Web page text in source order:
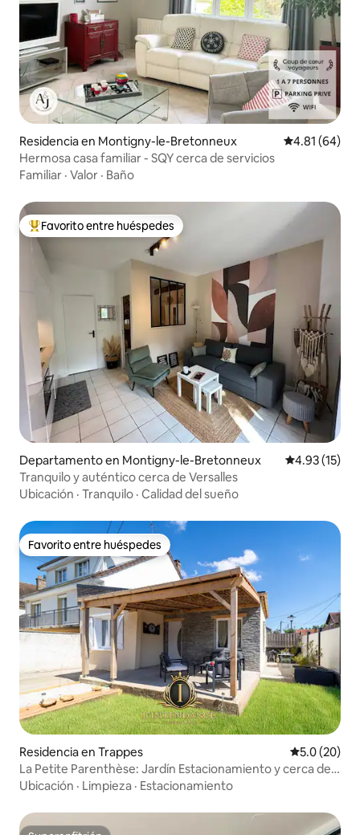
Residencia en Montigny-le-Bretonneux Calificación
4.81 (64)
Hermosa casa familiar - SQY cerca de servicios
Familiar · Valor · Baño
De los mejores en Favorito entre huéspedes
Favorito entre huéspedes
Departamento en Montigny-le-Bretonneux Calificación
4.93 (15)
Tranquilo y auténtico cerca de Versalles
Ubicación · Tranquilo · Calidad del sueño
Favorito entre huéspedes
Favorito entre huéspedes
Residencia en Trappes Calificación
5.0 (20)
La Petite Parenthèse: Jardín Estacionamiento y cerca de
la estación de tren
Ubicación · Limpieza · Estacionamiento